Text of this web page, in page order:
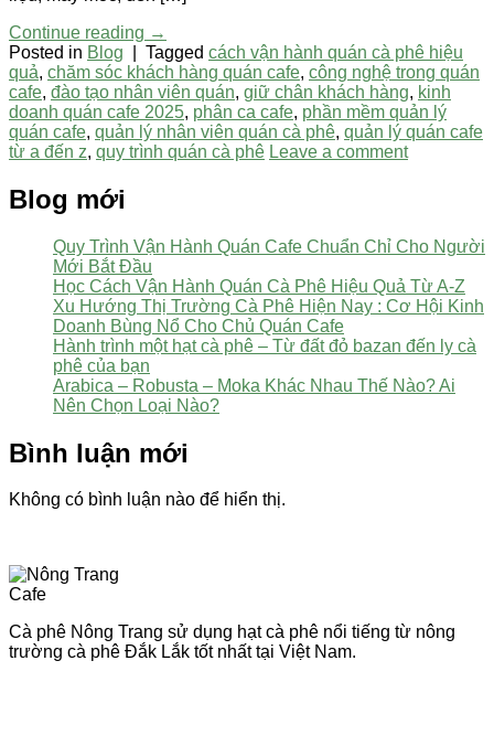
Continue reading →
Posted in Blog Tagged cách vận hành quán cà phê hiệu
quả, chăm sóc khách hàng quán cafe, công nghệ trong quán
cafe, đào tạo nhân viên quán, giữ chân khách hàng, kinh
doanh quán cafe 2025, phân ca cafe, phần mềm quản lý
quán cafe, quản lý nhân viên quán cà phê, quản lý quán cafe
từ a đến z, quy trình quán cà phê Leave a comment
Blog mới
Quy Trình Vận Hành Quán Cafe Chuẩn Chỉ Cho Người
Mới Bắt Đầu
Học Cách Vận Hành Quán Cà Phê Hiệu Quả Từ A-Z
Xu Hướng Thị Trường Cà Phê Hiện Nay : Cơ Hội Kinh
Doanh Bùng Nổ Cho Chủ Quán Cafe
Hành trình một hạt cà phê – Từ đất đỏ bazan đến ly cà
phê của bạn
Arabica – Robusta – Moka Khác Nhau Thế Nào? Ai
Nên Chọn Loại Nào?
Bình luận mới
Không có bình luận nào để hiển thị.
Cà phê Nông Trang sử dụng hạt cà phê nổi tiếng từ nông
trường cà phê Đắk Lắk tốt nhất tại Việt Nam.